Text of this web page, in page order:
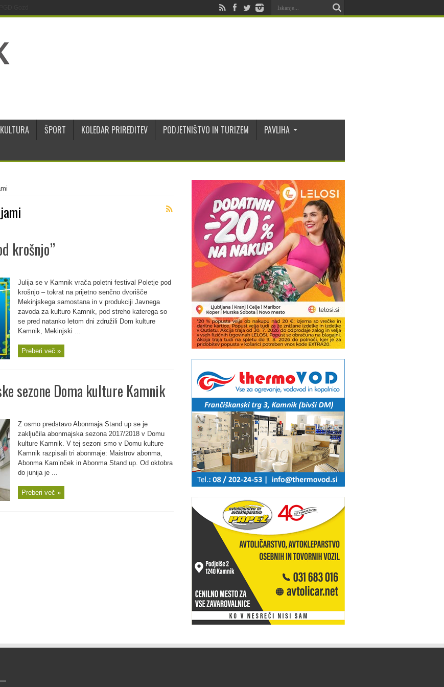
KULTURA ŠPORT KOLEDAR PRIREDITEV PODJETNIŠTVO IN TURIZEM
PAVLIHA
krošnjo”
Julija se v Kamnik vrača poletni festival Poletje pod
krošnjo – tokrat na prijetno senčno dvorišče
Mekinjskega samostana in v produkciji Javnega
zavoda za kulturo Kamnik, pod streho katerega so
se pred natanko letom dni združili Dom kulture
Kamnik, Mekinjski ...
Preberi več »
sezone Doma kulture Kamnik
Z osmo predstavo Abonmaja Stand up se je
zaključila abonmajska sezona 2017/2018 v Domu
kulture Kamnik. V tej sezoni smo v Domu kulture
Kamnik razpisali tri abonmaje: Maistrov abonma,
Abonma Kam’nček in Abonma Stand up. Od oktobra
do junija je ...
Preberi več »